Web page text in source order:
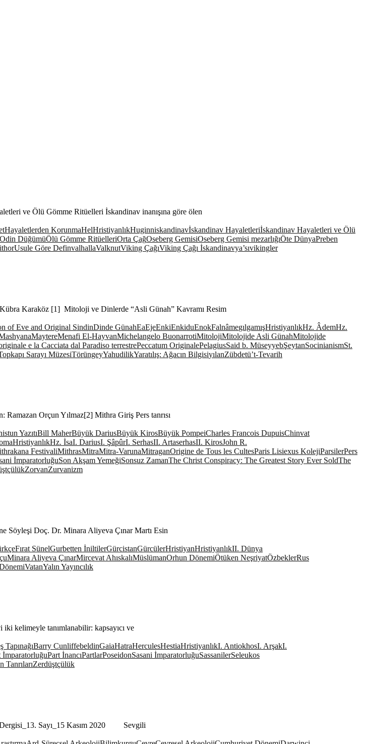
ve Ölü Gömme Ritüelleri İskandinav inanışına göre ölen
Hayaletlerden KorunmaHelHristiyanlıkHuginniskandinavİskandinav Hayaletleriİskandinav Hayaletleri ve Ölü
Odin DüğümüÖlü Gömme RitüelleriOrta ÇağOseberg GemisiOseberg Gemisi mezarlığıÖte DünyaPreben
thorUsule Göre DefinvalhallaValknutViking ÇağıViking Çağı İskandinavya’sıvikingler
Kübra Karaköz [1] Mitoloji ve Dinlerde “Asli Günah” Kavramı Resim
of Eve and Original SindinDinde GünahEaEjeEnkiEnkiduEnokFalnâmegılgamışHristiyanlıkHz. ÂdemHz.
MaytereMenafi El-HayvanMichelangelo BuonarrotiMitolojiMitolojide Asli GünahMitolojide
e la Cacciata dal Paradiso terrestrePeccatum OriginalePelagiusSaid b. MüseyyebŞeytanSocinianismSt.
Sarayı MüzesiTörüngeyYahudilikYaratılış: Ağacın BilgisiyılanZübdetü’t-Tevarih
Ramazan Orçun Yılmaz[2] Mithra Giriş Pers tanrısı
YazıtıBill MaherBüyük DariusBüyük KirosBüyük PompeiCharles Francois DupuisChinvat
HristiyanlıkHz. İsaI. DariusI. ŞâpûrI. SerhasII. ArtaserhasII. KirosJohn R.
FestivaliMithrasMitraMitra-VarunaMitraganOrigine de Tous les CultesParis Lisiexus KolejiParsilerPers
İmparatorluğuSon Akşam YemeğiSonsuz ZamanThe Christ Conspiracy: The Greatest Story Ever SoldThe
ZorvanZurvanizm
Söyleşi Doç. Dr. Minara Aliyeva Çınar Martı Esin
Fırat SünelGurbetten İniltilerGürcistanGürcülerHristiyanHristiyanlıkII. Dünya
Minara Aliyeva ÇınarMircevat AhıskalıMüslümanOrhun DönemiÖtüken NeşriyatÖzbeklerRus
VatanYalın Yayıncılık
kelimeyle tanımlanabilir: kapsayıcı ve
TapınağıBarry CunliffebeldinGaiaHatraHerculesHestiaHristiyanlıkI. AntiokhosI. ArşakI.
İmparatorluğuPart İnancıPartlarPoseidonSasani İmparatorluğuSassanilerSeleukos
TanrılarıZerdüştçülük
Dergisi_13. Sayı_15 Kasım 2020 Sevgili